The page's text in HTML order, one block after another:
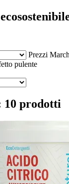
Prezzi
pulente
10 prodotti